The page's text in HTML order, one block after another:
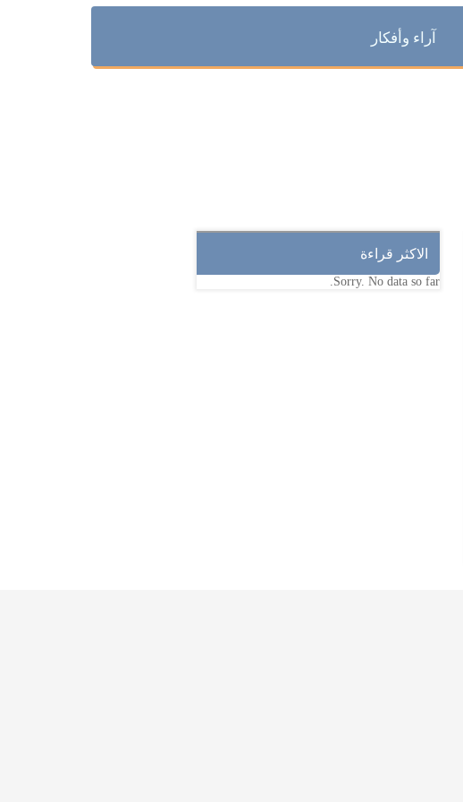
آراء وأفكار
الاكثر قراءة
Sorry. No data so far.